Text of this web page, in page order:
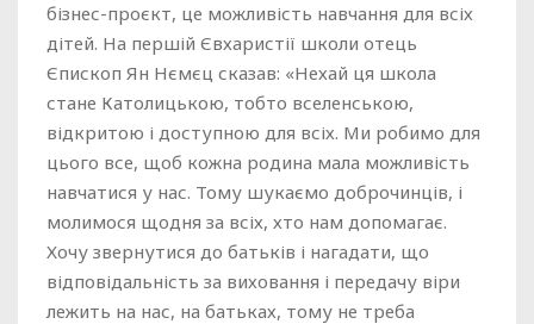
бізнес-проєкт, це можливість навчання для всіх
дітей. На першій Євхаристії школи отець
Єпископ Ян Нємєц сказав: «Нехай ця школа
стане Католицькою, тобто вселенською,
відкритою і доступною для всіх. Ми робимо для
цього все, щоб кожна родина мала можливість
навчатися у нас. Тому шукаємо доброчинців, і
молимося щодня за всіх, хто нам допомагає.
Хочу звернутися до батьків і нагадати, що
відповідальність за виховання і передачу віри
лежить на нас, на батьках, тому не треба